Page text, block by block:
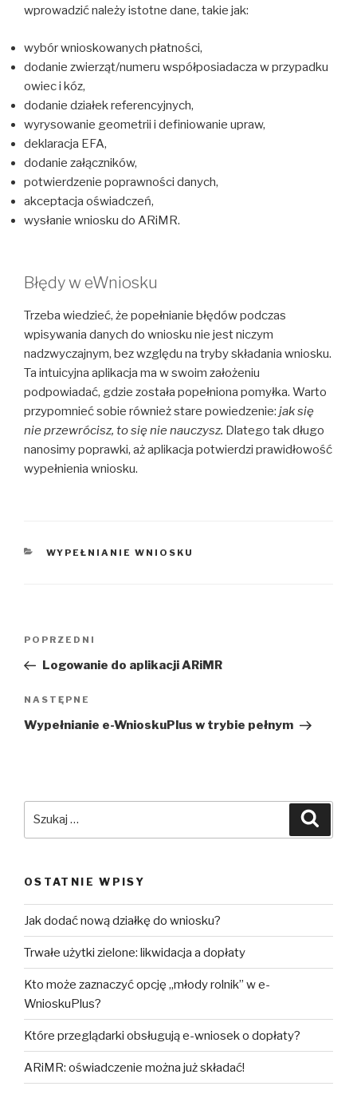
wprowadzić należy istotne dane, takie jak:
wybór wnioskowanych płatności,
dodanie zwierząt/numeru współposiadacza w przypadku
owiec i kóz,
dodanie działek referencyjnych,
wyrysowanie geometrii i definiowanie upraw,
deklaracja EFA,
dodanie załączników,
potwierdzenie poprawności danych,
akceptacja oświadczeń,
wysłanie wniosku do ARiMR.
Błędy w eWniosku
Trzeba wiedzieć, że popełnianie błędów podczas
wpisywania danych do wniosku nie jest niczym
nadzwyczajnym, bez względu na tryby składania wniosku.
Ta intuicyjna aplikacja ma w swoim założeniu
podpowiadać, gdzie została popełniona pomyłka. Warto
przypomnieć sobie również stare powiedzenie: jak się
nie przewrócisz, to się nie nauczysz. Dlatego tak długo
nanosimy poprawki, aż aplikacja potwierdzi prawidłowość
wypełnienia wniosku.
KATEGORIE
WYPEŁNIANIE WNIOSKU
Poprzedni
wpis
POPRZEDNI
Logowanie do aplikacji ARiMR
Następny
wpis
NASTĘPNE
Wypełnianie e-WnioskuPlus w trybie pełnym
OSTATNIE WPISY
Jak dodać nową działkę do wniosku?
Trwałe użytki zielone: likwidacja a dopłaty
Kto może zaznaczyć opcję „młody rolnik” w e-
WnioskuPlus?
Które przeglądarki obsługują e-wniosek o dopłaty?
ARiMR: oświadczenie można już składać!